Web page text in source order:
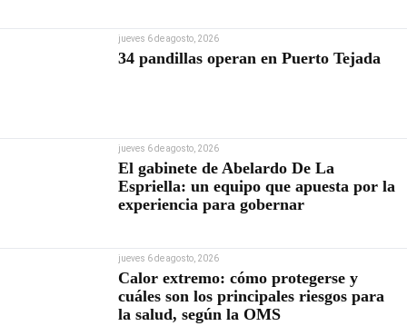
jueves 6 de agosto, 2026
34 pandillas operan en Puerto Tejada
jueves 6 de agosto, 2026
El gabinete de Abelardo De La
Espriella: un equipo que apuesta por la
experiencia para gobernar
jueves 6 de agosto, 2026
Calor extremo: cómo protegerse y
cuáles son los principales riesgos para
la salud, según la OMS